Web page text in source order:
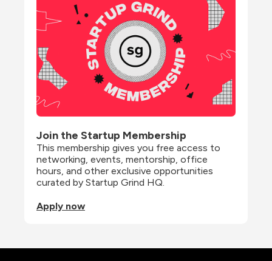
Join the Startup Membership
This membership gives you free access to
networking, events, mentorship, office
hours, and other exclusive opportunities
curated by Startup Grind HQ.
Apply now